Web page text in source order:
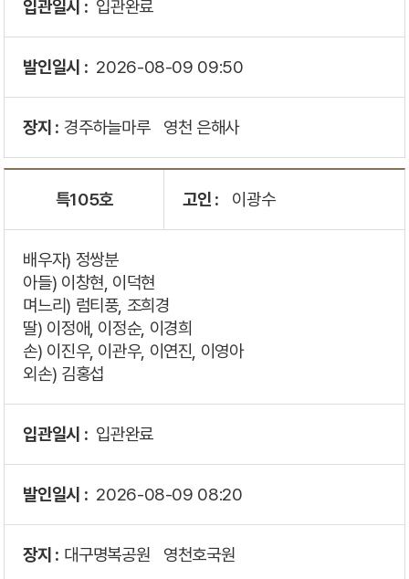
입관일시 : 입관완료
발인일시 : 2026-08-09 09:50
장지 : 경주하늘마루 영천 은해사
특105호 고인 : 이광수
배우자) 정쌍분
아들) 이창현, 이덕현
며느리) 럼티풍, 조희경
딸) 이정애, 이정순, 이경희
손) 이진우, 이관우, 이연진, 이영아
외손) 김홍섭
입관일시 : 입관완료
발인일시 : 2026-08-09 08:20
장지 : 대구명복공원 영천호국원